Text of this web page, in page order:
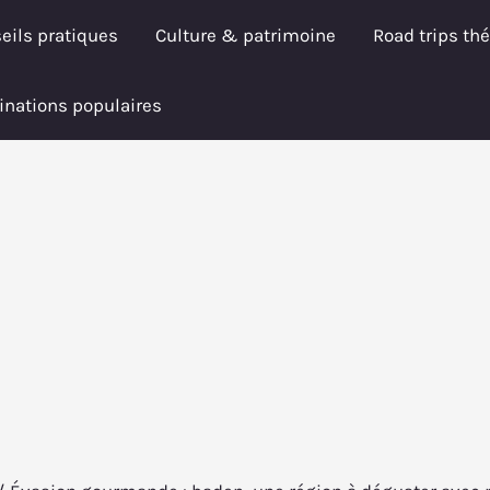
pratiques Culture & patrimoine Road trips
populaires